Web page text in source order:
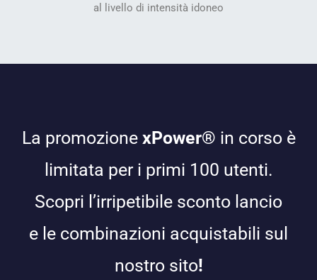
al livello di intensità idoneo
La promozione xPower® in corso è
limitata per i primi 100 utenti.
Scopri l’irripetibile sconto lancio
e le combinazioni acquistabili sul
nostro sito!